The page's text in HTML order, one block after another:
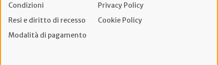
Condizioni
Privacy Policy
Resi e diritto di recesso
Cookie Policy
Modalità di pagamento